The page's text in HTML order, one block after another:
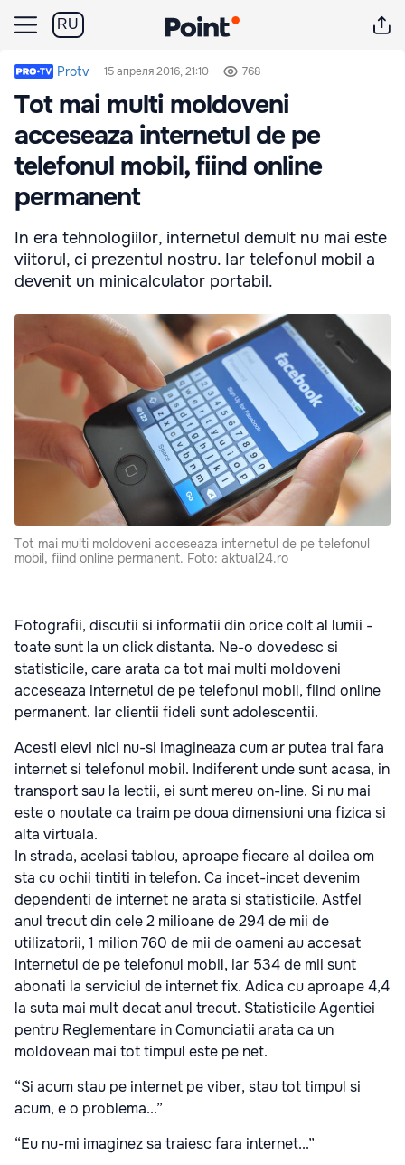
RU
Protv 15 апреля 2016, 21:10 768
Tot mai multi moldoveni
acceseaza internetul de pe
telefonul mobil, fiind online
permanent
In era tehnologiilor, internetul demult nu mai este
viitorul, ci prezentul nostru. Iar telefonul mobil a
devenit un minicalculator portabil.
Tot mai multi moldoveni acceseaza internetul de pe telefonul
mobil, fiind online permanent. Foto: aktual24.ro
Fotografii, discutii si informatii din orice colt al lumii -
toate sunt la un click distanta. Ne-o dovedesc si
statisticile, care arata ca tot mai multi moldoveni
acceseaza internetul de pe telefonul mobil, fiind online
permanent. Iar clientii fideli sunt adolescentii.
Acesti elevi nici nu-si imagineaza cum ar putea trai fara
internet si telefonul mobil. Indiferent unde sunt acasa, in
transport sau la lectii, ei sunt mereu on-line. Si nu mai
este o noutate ca traim pe doua dimensiuni una fizica si
alta virtuala.
In strada, acelasi tablou, aproape fiecare al doilea om
sta cu ochii tintiti in telefon. Ca incet-incet devenim
dependenti de internet ne arata si statisticile. Astfel
anul trecut din cele 2 milioane de 294 de mii de
utilizatorii, 1 milion 760 de mii de oameni au accesat
internetul de pe telefonul mobil, iar 534 de mii sunt
abonati la serviciul de internet fix. Adica cu aproape 4,4
la suta mai mult decat anul trecut. Statisticile Agentiei
pentru Reglementare in Comunciatii arata ca un
moldovean mai tot timpul este pe net.
“Si acum stau pe internet pe viber, stau tot timpul si
acum, e o problema...”
“Eu nu-mi imaginez sa traiesc fara internet...”